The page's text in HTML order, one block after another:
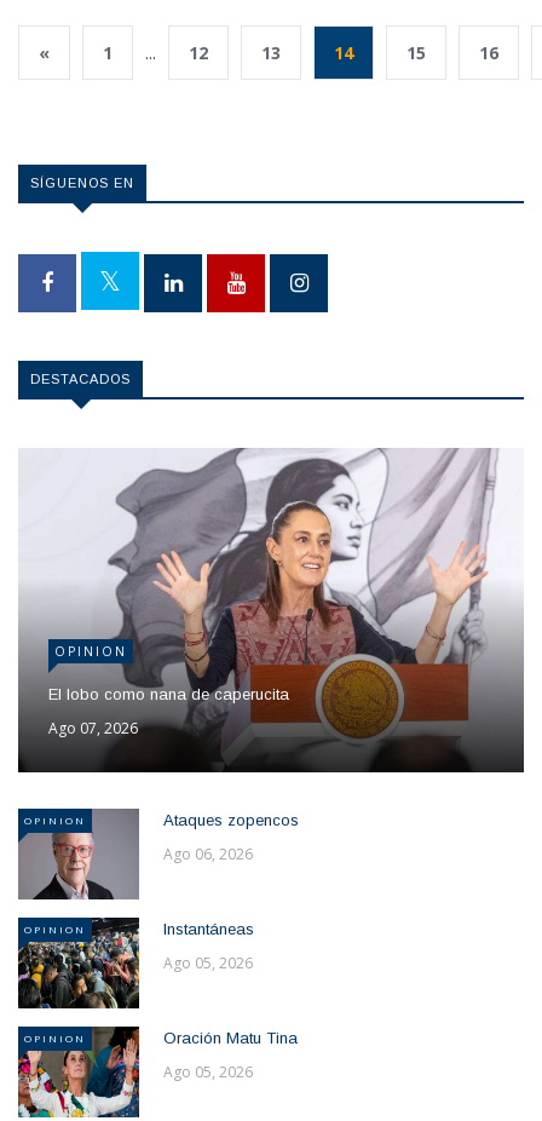
« 1 ... 12 13 14 15 16
SÍGUENOS EN
DESTACADOS
OPINION
El lobo como nana de caperucita
Ago 07, 2026
OPINION Ataques zopencos
Ago 06, 2026
OPINION Instantáneas
Ago 05, 2026
OPINION Oración Matu Tina
Ago 05, 2026